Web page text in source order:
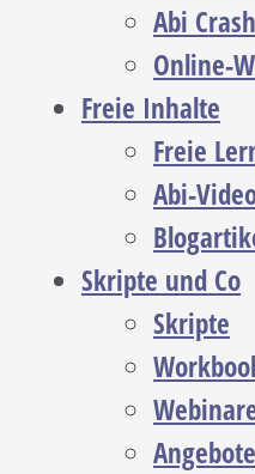
Abi
Online-
Freie Inhalte
Freie
Abi-
Skripte und Co
Skripte
Angebote